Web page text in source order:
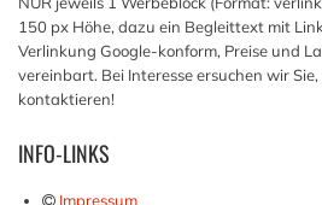
150 px Höhe, dazu ein Begleittext mit
Verlinkung Google-konform, Preise und
vereinbart. Bei Interesse ersuchen wir
kontaktieren!
INFO-LINKS
Impressum